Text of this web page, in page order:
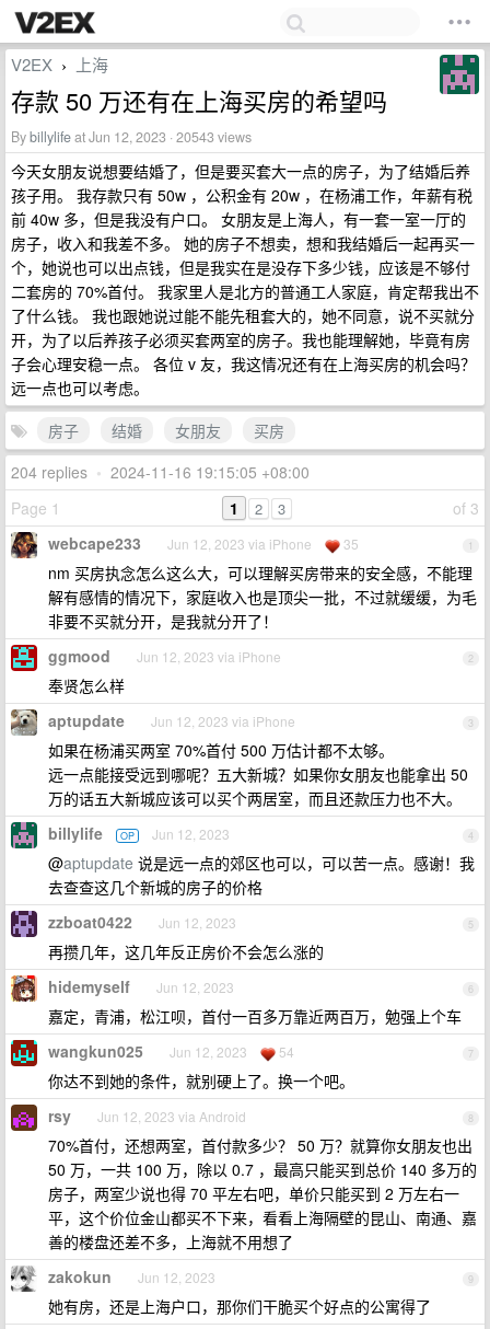
V2EX › 上海
存款 50 万还有在上海买房的希望吗
Bybillylifeat Jun 12, 2023 · 20543 views
今天女朋友说想要结婚了，但是要买套大一点的房子，为了结婚后养
孩子用。 我存款只有 50w ，公积金有 20w ，在杨浦工作，年薪有税
前 40w 多，但是我没有户口。 女朋友是上海人，有一套一室一厅的
房子，收入和我差不多。 她的房子不想卖，想和我结婚后一起再买一
个，她说也可以出点钱，但是我实在是没存下多少钱，应该是不够付
二套房的 70%首付。 我家里人是北方的普通工人家庭，肯定帮我出不
了什么钱。 我也跟她说过能不能先租套大的，她不同意，说不买就分
开，为了以后养孩子必须买套两室的房子。我也能理解她，毕竟有房
子会心理安稳一点。 各位 v 友，我这情况还有在上海买房的机会吗？
远一点也可以考虑。
房子
结婚 女朋友
买房
204 replies • 2024-11-16 19:15:05 +08:00
Page 1
of 3
1 2 3
1
webcape233 Jun 12, 2023 via iPhone 35
nm 买房执念怎么这么大，可以理解买房带来的安全感，不能理
解有感情的情况下，家庭收入也是顶尖一批，不过就缓缓，为毛
非要不买就分开，是我就分开了！
2
ggmood Jun 12, 2023 via iPhone
奉贤怎么样
3
aptupdate Jun 12, 2023 via iPhone
如果在杨浦买两室 70%首付 500 万估计都不太够。
远一点能接受远到哪呢？五大新城？如果你女朋友也能拿出 50
万的话五大新城应该可以买个两居室，而且还款压力也不大。
4
billylife OP Jun 12, 2023
@aptupdate 说是远一点的郊区也可以，可以苦一点。感谢！我
去查查这几个新城的房子的价格
5
zzboat0422 Jun 12, 2023
再攒几年，这几年反正房价不会怎么涨的
6
hidemyself Jun 12, 2023
嘉定，青浦，松江呗，首付一百多万靠近两百万，勉强上个车
7
wangkun025 Jun 12, 2023 54
你达不到她的条件，就别硬上了。换一个吧。
8
rsy Jun 12, 2023 via Android
70%首付，还想两室，首付款多少？ 50 万？就算你女朋友也出
50 万，一共 100 万，除以 0.7 ，最高只能买到总价 140 多万的
房子，两室少说也得 70 平左右吧，单价只能买到 2 万左右一
平，这个价位金山都买不下来，看看上海隔壁的昆山、南通、嘉
善的楼盘还差不多，上海就不用想了
9
zakokun Jun 12, 2023
她有房，还是上海户口，那你们干脆买个好点的公寓得了